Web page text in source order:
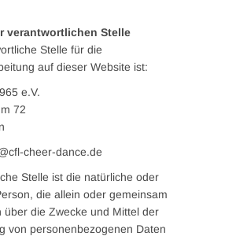
verantwortlichen Stelle
Stelle für die
auf dieser Website ist:
e.V.
72
cheer-dance.de
Stelle ist die natürliche oder
die allein oder gemeinsam
über die Zwecke und Mittel der
von personenbezogenen Daten